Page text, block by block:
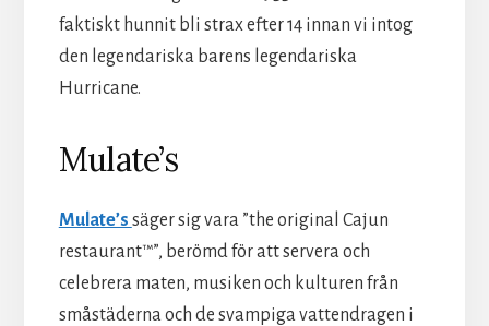
faktiskt hunnit bli strax efter 14 innan vi intog
den legendariska barens legendariska
Hurricane.
Mulate’s
Mulate’s säger sig vara ”the original Cajun
restaurant™”, berömd för att servera och
celebrera maten, musiken och kulturen från
småstäderna och de svampiga vattendragen i